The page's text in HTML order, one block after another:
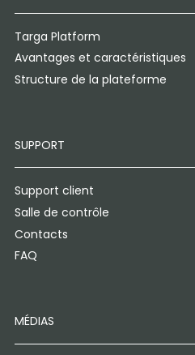
Targa Platform
Avantages et caractéristiques
Structure de la plateforme
SUPPORT
Support client
Salle de contrôle
Contacts
FAQ
MÉDIAS